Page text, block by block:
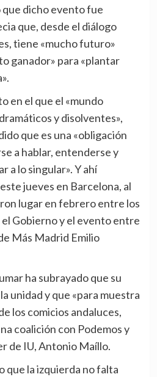
que dicho evento fue
que, desde el diálogo
tiene «mucho futuro»
ganador» para «plantar
y disolventes»,
que es una «obligación
a hablar, entenderse y
a lo singular». Y ahí
jueves en Barcelona, al
lugar en febrero entre los
Gobierno y el evento entre
Más Madrid Emilio
unidad y que «para muestra
los comicios andaluces,
coalición con Podemos y
de IU, Antonio Maíllo.